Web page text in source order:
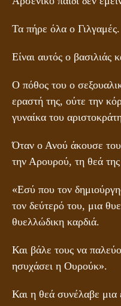
Τα πήρε όλα ο Γιλγαμές.
Είναι αυτός ο βασιλιάς
Ο πόθος του ο
εραστή της, ούτε την
γυναίκα του
Όταν ο Ανού άκουσε
την Αρουρού, τη θεά της
«Εσύ που τον
τον δεύτερό του, μια
θυελλώδικη καρδιά.
Και βάλε τους να
ησυχάσει η Ουρούκ».
Και η θεά συνέλαβε μια